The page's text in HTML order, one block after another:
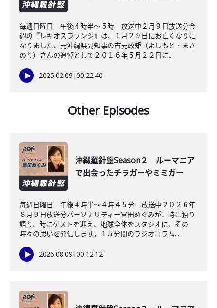
毎週日曜日 午後４時半～５時 放送中２月９日放送分今
週の『レキオスラウンジ』は、１月２９日にお亡くなりに
なりました、元沖縄県副知事の吉元政矩（よしもと・まさ
のり）さんの追悼として２０１６年５月２２日に...
2025.02.09 |00:22:40
Other Episodes
沖縄羅針盤Season２ ルーマニア
で出会ったチラガーやミミガー
毎週日曜日 午後４時半～４時４５分 放送中２０２６年
８月９日放送分パーソナリティー富田めぐみが、時に独り
語り、時にゲストを迎え、地球全体をスタジオに、その
時々の思いを発信します。１５分間のラジオコラム...
2026.08.09 |00:12:12